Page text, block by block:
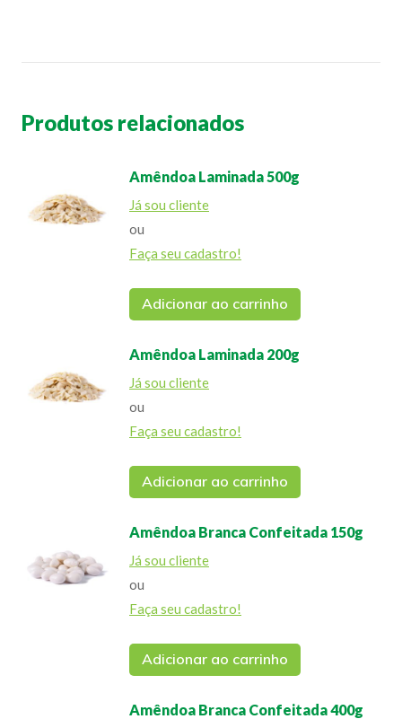
Produtos relacionados
Amêndoa Laminada 500g
Já sou cliente
ou
Faça seu cadastro!
Adicionar ao carrinho
Amêndoa Laminada 200g
Já sou cliente
ou
Faça seu cadastro!
Adicionar ao carrinho
Amêndoa Branca Confeitada 150g
Já sou cliente
ou
Faça seu cadastro!
Adicionar ao carrinho
Amêndoa Branca Confeitada 400g